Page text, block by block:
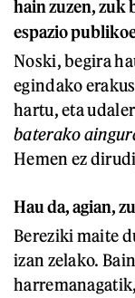
hain zuzen,
espazio
Noski, begira
egindako
hartu, eta
baterako
Hemen ez
Hau da, agian,
Bereziki maite
izan zelako.